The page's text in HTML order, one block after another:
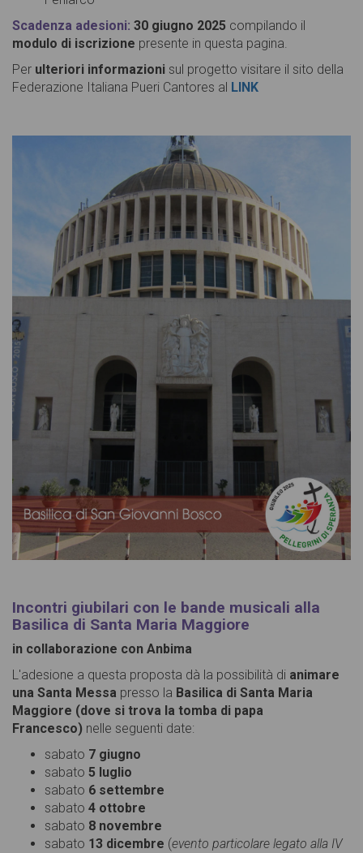
Scadenza adesioni: 30 giugno 2025 compilando il
modulo di iscrizione presente in questa pagina.
Per ulteriori informazioni sul progetto visitare il sito della
Federazione Italiana Pueri Cantores al LINK
Incontri giubilari con le bande musicali alla
Basilica di Santa Maria Maggiore
in collaborazione con Anbima
L'adesione a questa proposta dà la possibilità di animare
una Santa Messa presso la Basilica di Santa Maria
Maggiore (dove si trova la tomba di papa
Francesco) nelle seguenti date:
sabato 7 giugno
sabato 5 luglio
sabato 6 settembre
sabato 4 ottobre
sabato 8 novembre
sabato 13 dicembre (evento particolare legato alla IV